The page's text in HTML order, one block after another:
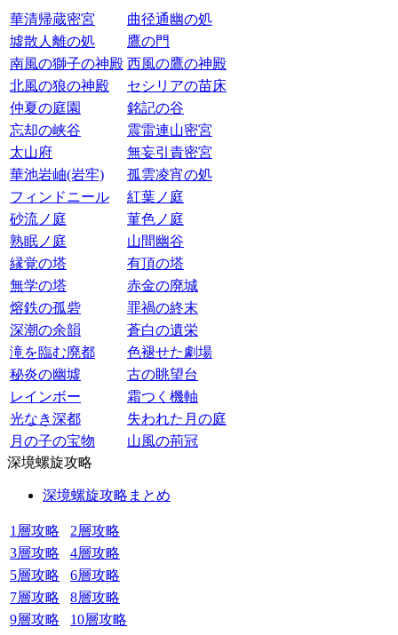
華清帰蔵密宮
曲径通幽の処
墟散人離の処
鷹の門
南風の獅子の神殿 西風の鷹の神殿
北風の狼の神殿
セシリアの苗床
仲夏の庭園
銘記の谷
忘却の峡谷
震雷連山密宮
太山府
無妄引責密宮
華池岩岫(岩牢)
孤雲凌宵の処
フィンドニール
紅葉ノ庭
砂流ノ庭
菫色ノ庭
熟眠ノ庭
山間幽谷
縁覚の塔
有頂の塔
無学の塔
赤金の廃城
熔鉄の孤砦
罪禍の終末
深潮の余韻
蒼白の遺栄
滝を臨む廃都
色褪せた劇場
秘炎の幽墟
古の眺望台
レインボー
霜つく機軸
光なき深都
失われた月の庭
月の子の宝物
山風の荊冠
深境螺旋攻略
深境螺旋攻略まとめ
1層攻略
2層攻略
3層攻略
4層攻略
5層攻略
6層攻略
7層攻略
8層攻略
9層攻略
10層攻略